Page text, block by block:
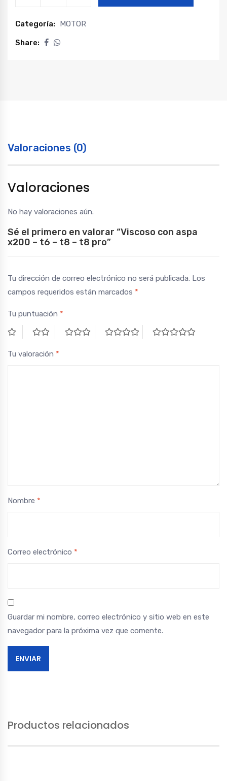
x200
-
Categoría: MOTOR
Share:
Valoraciones (0)
Valoraciones
No hay valoraciones aún.
Sé el primero en valorar “Viscoso con aspa
x200 – t6 – t8 – t8 pro”
Tu dirección de correo electrónico no será publicada. Los
campos requeridos están marcados *
Tu puntuación *
Tu valoración *
Nombre *
Correo electrónico *
Guardar mi nombre, correo electrónico y sitio web en este
navegador para la próxima vez que comente.
Productos relacionados